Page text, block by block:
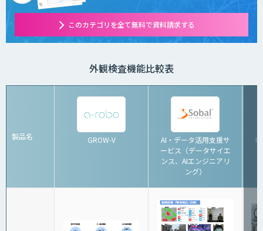
このカテゴリを全て無料で資料請求する
外観検査機能比較表
製品名 GROW-V
AI・データ活用支援サ
ービス（データサイエ
ンス、AIエンジニアリ
ング）